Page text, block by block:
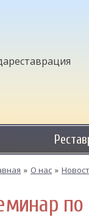
» О нас »
по